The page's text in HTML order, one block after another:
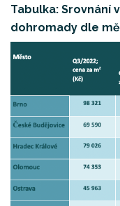
Tabulka: Srovnání
dohromady dle